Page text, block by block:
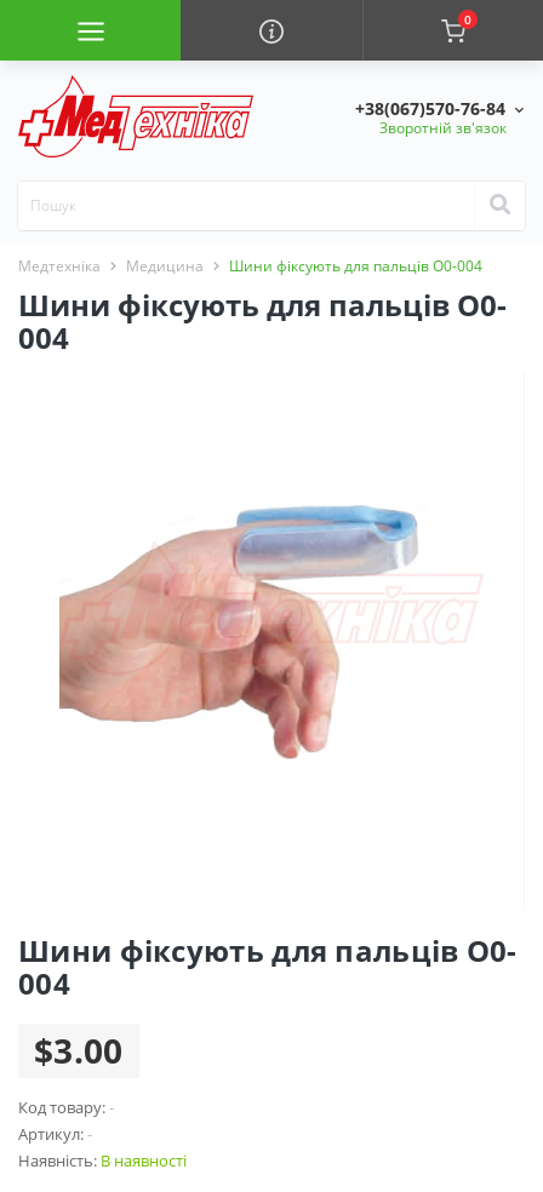
0
+38(067)570-76-84
Зворотній зв'язок
Медтехніка Медицина Шини фіксують для пальців O0-004
Шини фіксують для пальців O0-
004
Шини фіксують для пальців O0-
004
$3.00
Код товару:-
Артикул:-
Наявність: В наявності